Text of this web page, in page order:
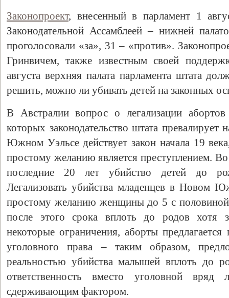
Законопроект, внесенный в парламент 1
Законодательной Ассамблеей – нижней
проголосовали «за», 31 – «против».
Гринвичем, также известным своей
августа верхняя палата парламента штата
решить, можно ли убивать детей на законных
В Австралии вопрос о легализации
которых законодательство штата
Южном Уэльсе действует закон начала 19
простому желанию является преступлением.
последние 20 лет убийство детей до
Легализовать убийства младенцев в Новом
простому желанию женщины до 5 с
после этого срока вплоть до родов хотя
некоторые ограничения, аборты
уголовного права – таким образом,
реальностью убийства малышей вплоть до
ответственность вместо уголовной
сдерживающим фактором.
Свидетельство